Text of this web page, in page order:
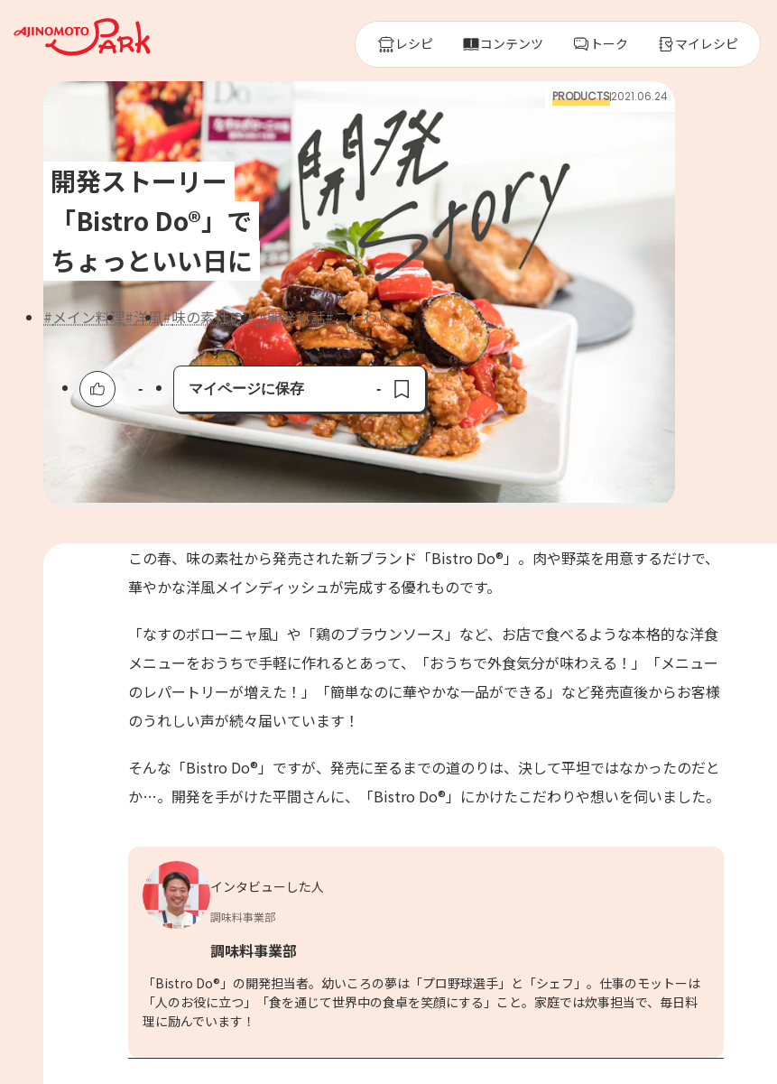
レシピ コンテンツ トーク マイレシピ
開発ストーリー
「Bistro Do®」で
ちょっといい日に
メイン料理 洋風 味の素社の人 開発秘話 こだわり
-
マイページに保存
保存済み
-
PRODUCTS2021.06.24
この春、味の素社から発売された新ブランド「Bistro Do®」。肉や野菜を用意するだけで、
華やかな洋風メインディッシュが完成する優れものです。
「なすのボローニャ風」や「鶏のブラウンソース」など、お店で食べるような本格的な洋食
メニューをおうちで手軽に作れるとあって、「おうちで外食気分が味わえる！」「メニュー
のレパートリーが増えた！」「簡単なのに華やかな一品ができる」など発売直後からお客様
のうれしい声が続々届いています！
そんな「Bistro Do®」ですが、発売に至るまでの道のりは、決して平坦ではなかったのだと
か…。開発を手がけた平間さんに、「Bistro Do®」にかけたこだわりや想いを伺いました。
インタビューした人
調味料事業部
調味料事業部
「Bistro Do®」の開発担当者。幼いころの夢は「プロ野球選手」と「シェフ」。仕事のモットーは
「人のお役に立つ」「食を通じて世界中の食卓を笑顔にする」こと。家庭では炊事担当で、毎日料
理に励んでいます！